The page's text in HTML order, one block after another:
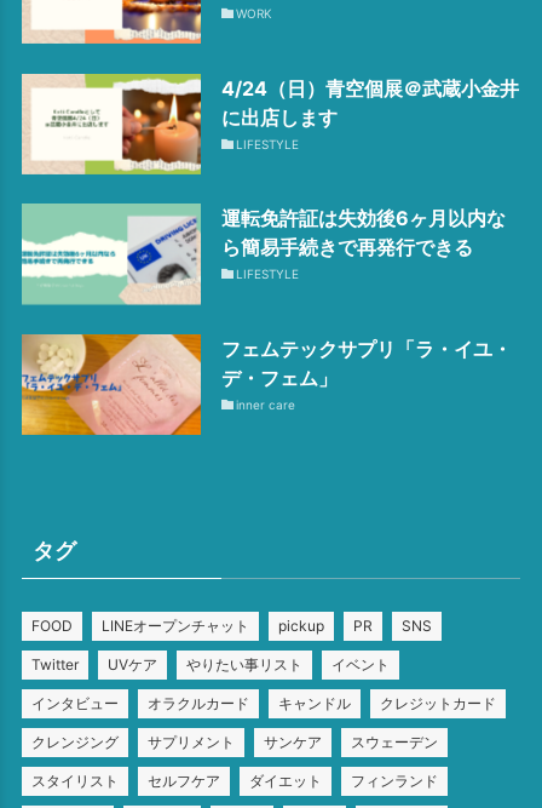
WORK
4/24（日）青空個展＠武蔵小金井
に出店します
LIFESTYLE
運転免許証は失効後6ヶ月以内な
ら簡易手続きで再発行できる
LIFESTYLE
フェムテックサプリ「ラ・イユ・
デ・フェム」
inner care
タグ
FOOD LINEオープンチャット pickup PR SNS
Twitter UVケア やりたい事リスト イベント
インタビュー オラクルカード キャンドル クレジットカード
クレンジング サプリメント サンケア スウェーデン
スタイリスト セルフケア ダイエット フィンランド